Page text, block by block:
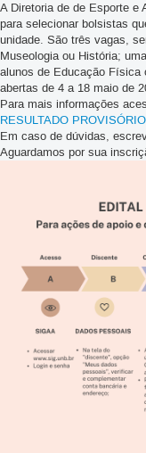
A Diretoria de de Esporte e
para selecionar bolsistas
unidade. São três vagas,
Museologia ou História;
alunos de Educação Física
abertas de 4 a 18 maio de
Para mais informações
RESULTADO PROVISÓRIO
Em caso de dúvidas,
Aguardamos por sua